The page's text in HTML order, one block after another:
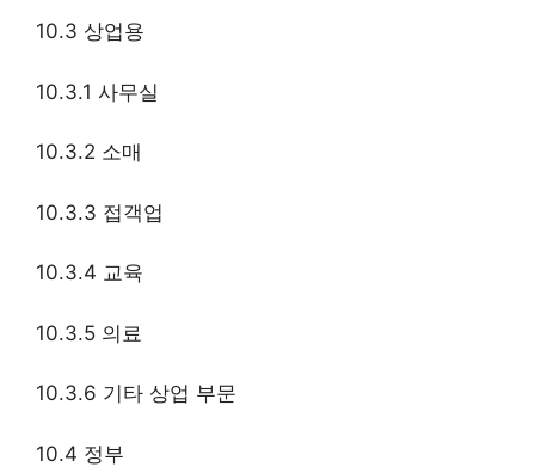
10.3 상업용
10.3.1 사무실
10.3.2 소매
10.3.3 접객업
10.3.4 교육
10.3.5 의료
10.3.6 기타 상업 부문
10.4 정부